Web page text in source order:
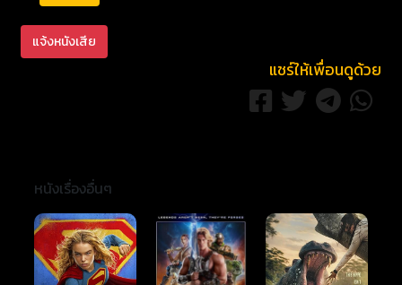
แจ้งหนังเสีย
แชร์ให้เพื่อนดูด้วย
หนังเรื่องอื่นๆ